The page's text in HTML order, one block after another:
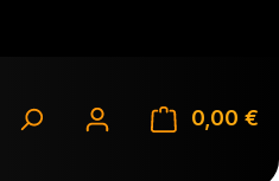
0,00 €